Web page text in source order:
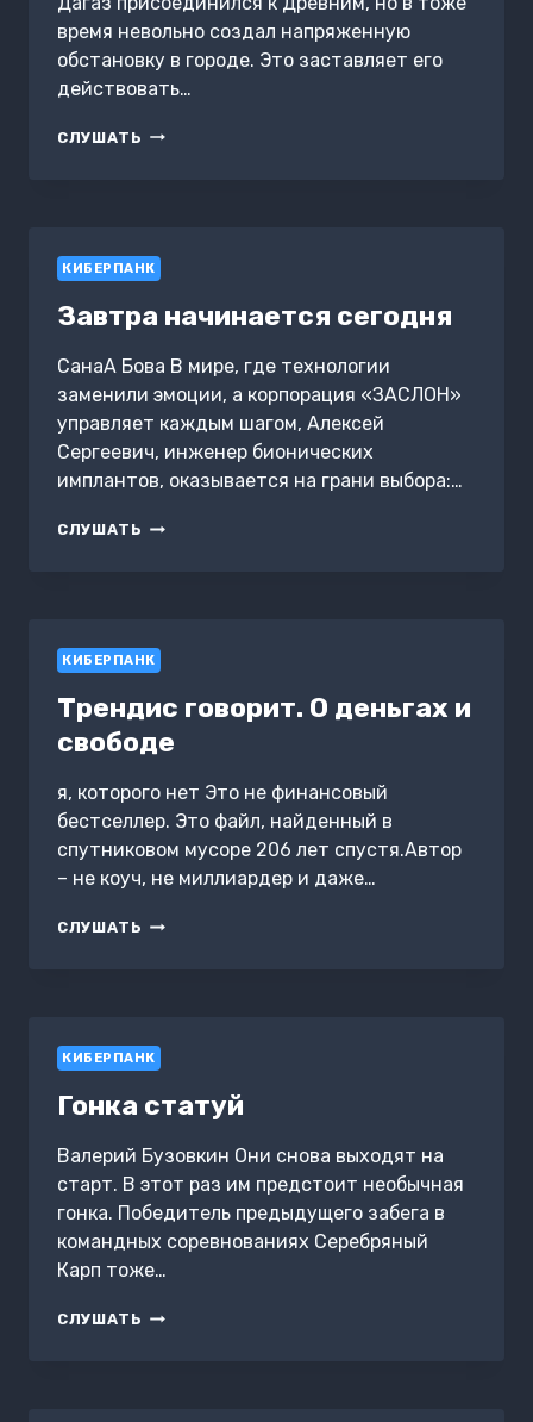
время невольно создал напряженную
обстановку в городе. Это заставляет его
действовать…
СЛУШАТЬ ИГРА
КИБЕРПАНК
Завтра начинается сегодня
СанаА Бова В мире, где технологии
заменили эмоции, а корпорация «ЗАСЛОН»
управляет каждым шагом, Алексей
Сергеевич, инженер бионических
имплантов, оказывается на грани выбора:…
СЛУШАТЬ ЗАВТРА
КИБЕРПАНК
Трендис говорит. О деньгах и
свободе
я, которого нет Это не финансовый
бестселлер. Это файл, найденный в
спутниковом мусоре 206 лет спустя.Автор
– не коуч, не миллиардер и даже…
СЛУШАТЬ ТРЕНДИС
КИБЕРПАНК
Гонка статуй
Валерий Бузовкин Они снова выходят на
старт. В этот раз им предстоит необычная
гонка. Победитель предыдущего забега в
командных соревнованиях Серебряный
Карп тоже…
СЛУШАТЬ ГОНКА